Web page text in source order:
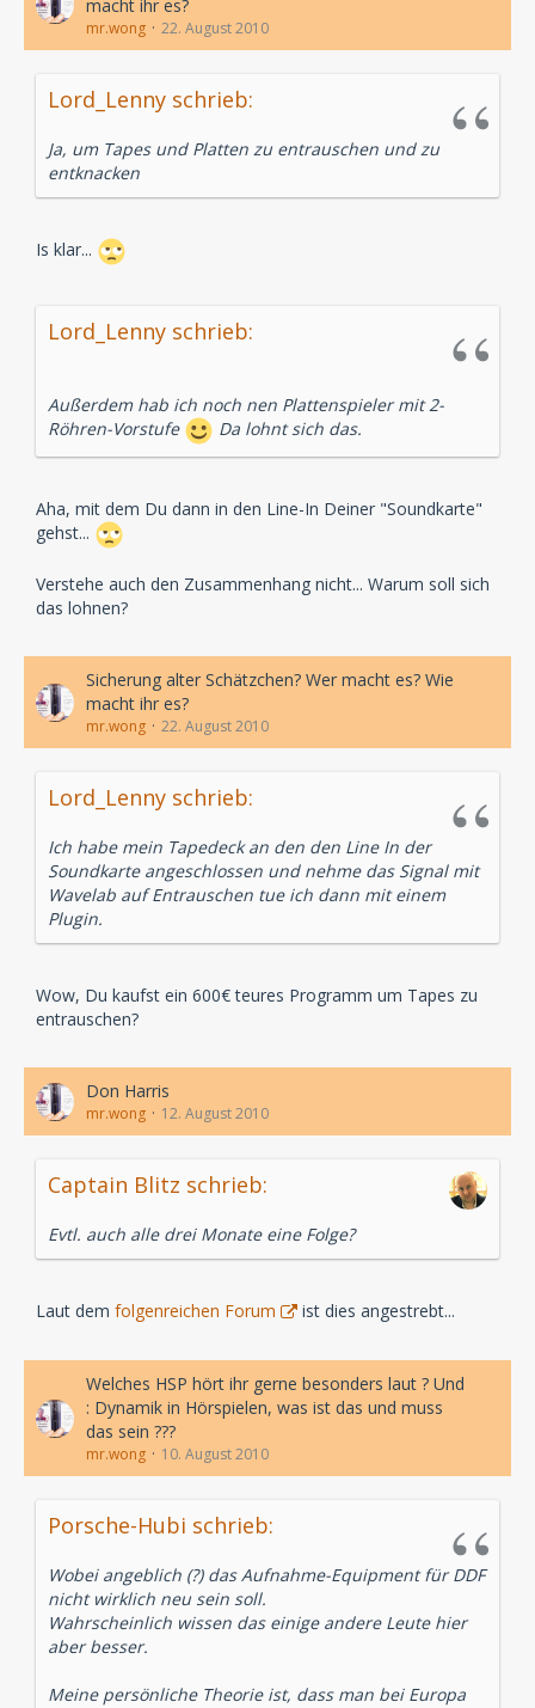
macht ihr es?
mr.wong 22. August 2010
Lord_Lenny schrieb:
Ja, um Tapes und Platten zu entrauschen und zu
entknacken
Is klar...
Lord_Lenny schrieb:
Außerdem hab ich noch nen Plattenspieler mit 2-
Röhren-Vorstufe
Da lohnt sich das.
Aha, mit dem Du dann in den Line-In Deiner "Soundkarte"
gehst...
Verstehe auch den Zusammenhang nicht... Warum soll sich
das lohnen?
Sicherung alter Schätzchen? Wer macht es? Wie
macht ihr es?
mr.wong 22. August 2010
Lord_Lenny schrieb:
Ich habe mein Tapedeck an den den Line In der
Soundkarte angeschlossen und nehme das Signal mit
Wavelab auf Entrauschen tue ich dann mit einem
Plugin.
Wow, Du kaufst ein 600€ teures Programm um Tapes zu
entrauschen?
Don Harris
mr.wong 12. August 2010
Captain Blitz schrieb:
Evtl. auch alle drei Monate eine Folge?
Laut dem folgenreichen Forum ist dies angestrebt...
Welches HSP hört ihr gerne besonders laut ? Und
: Dynamik in Hörspielen, was ist das und muss
das sein ???
mr.wong 10. August 2010
Porsche-Hubi schrieb:
Wobei angeblich (?) das Aufnahme-Equipment für DDF
nicht wirklich neu sein soll.
Wahrscheinlich wissen das einige andere Leute hier
aber besser.
Meine persönliche Theorie ist, dass man bei Europa